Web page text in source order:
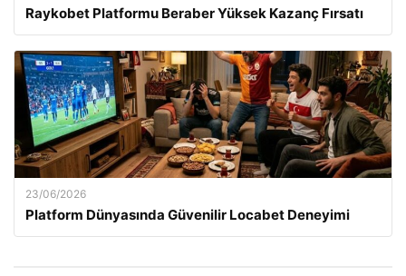
Raykobet Platformu Beraber Yüksek Kazanç Fırsatı
23/06/2026
Platform Dünyasında Güvenilir Locabet Deneyimi